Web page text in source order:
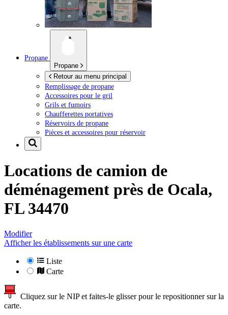
Propane
Propane
Retour au menu principal
Remplissage de propane
Accessoires pour le gril
Grils et fumoirs
Chaufferettes portatives
Réservoirs de propane
Pièces et accessoires pour réservoir
Locations de camion de
déménagement près de Ocala,
FL 34470
Modifier
Afficher les établissements sur une carte
Liste
Carte
Cliquez sur le NIP et faites-le glisser pour le repositionner sur la
carte.